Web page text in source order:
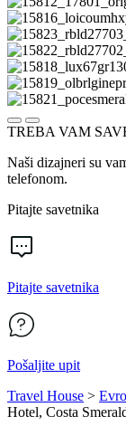
TREBA VAM
Naši dizajneri su
telefonom.
Pitajte savetnika
Pitajte savetnika
Pošaljite upit
Travel House >
Hotel, Costa